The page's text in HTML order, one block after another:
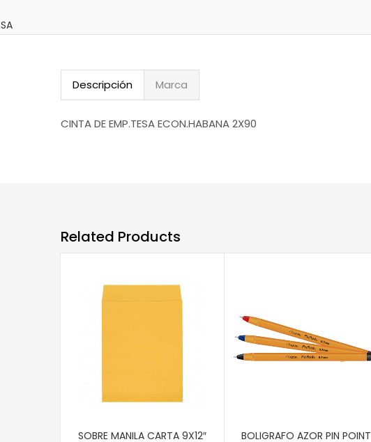
Descripción Marca
CINTA DE EMP.TESA ECON.HABANA 2X90
Related Products
SOBRE MANILA CARTA 9X12″ BOLIGRAFO AZOR PIN POINT